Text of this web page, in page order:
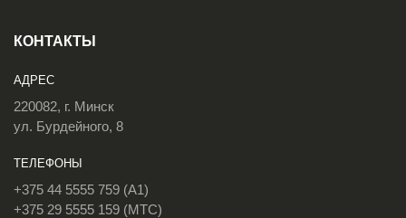
КОНТАКТЫ
АДРЕС
220082, г. Минск
ул. Бурдейного, 8
ТЕЛЕФОНЫ
+375 44 5555 759 (A1)
+375 29 5555 159 (МТС)